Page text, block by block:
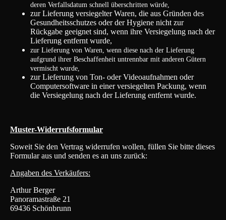
deren Verfallsdatum schnell überschritten würde,
zur Lieferung versiegelter Waren, die aus Gründen des
Gesundheitsschutzes oder der Hygiene nicht zur
Rückgabe geeignet sind, wenn ihre Versiegelung nach der
Lieferung entfernt wurde,
zur Lieferung von Waren, wenn diese nach der Lieferung
aufgrund ihrer Beschaffenheit untrennbar mit anderen Gütern
vermischt wurde,
zur Lieferung von Ton- oder Videoaufnahmen oder
Computersoftware in einer versiegelten Packung, wenn
die Versiegelung nach der Lieferung entfernt wurde.
Muster-Widerrufsformular
Soweit Sie den Vertrag widerrufen wollen, füllen Sie bitte dieses
Formular aus und senden es an uns zurück:
Angaben des Verkäufers:
Arthur Berger
Panoramastraße 21
69436 Schönbrunn